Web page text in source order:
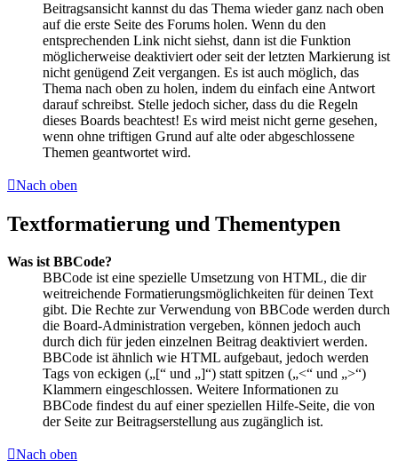
Beitragsansicht kannst du das Thema wieder ganz nach oben
auf die erste Seite des Forums holen. Wenn du den
entsprechenden Link nicht siehst, dann ist die Funktion
möglicherweise deaktiviert oder seit der letzten Markierung ist
nicht genügend Zeit vergangen. Es ist auch möglich, das
Thema nach oben zu holen, indem du einfach eine Antwort
darauf schreibst. Stelle jedoch sicher, dass du die Regeln
dieses Boards beachtest! Es wird meist nicht gerne gesehen,
wenn ohne triftigen Grund auf alte oder abgeschlossene
Themen geantwortet wird.
Nach oben
Textformatierung und Thementypen
Was ist BBCode?
BBCode ist eine spezielle Umsetzung von HTML, die dir
weitreichende Formatierungsmöglichkeiten für deinen Text
gibt. Die Rechte zur Verwendung von BBCode werden durch
die Board-Administration vergeben, können jedoch auch
durch dich für jeden einzelnen Beitrag deaktiviert werden.
BBCode ist ähnlich wie HTML aufgebaut, jedoch werden
Tags von eckigen („[“ und „]“) statt spitzen („<“ und „>“)
Klammern eingeschlossen. Weitere Informationen zu
BBCode findest du auf einer speziellen Hilfe-Seite, die von
der Seite zur Beitragserstellung aus zugänglich ist.
Nach oben